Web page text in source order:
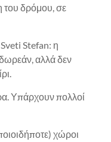
του δρόμου, σε
Stefan: η
αλλά δεν
Υπάρχουν πολλοί
χώροι